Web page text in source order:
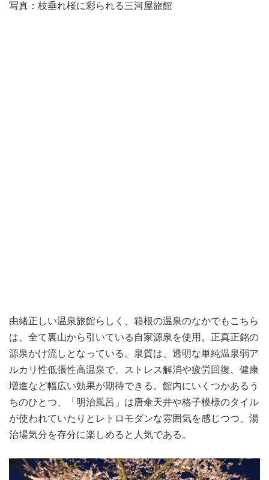
写真：枝垂れ桜に彩られる三河屋旅館
由緒正しい温泉旅館らしく、箱根の温泉のなかでもこちら
は、全て裏山から引いている自家源泉を使用。正真正銘の
源泉かけ流しとなっている。泉質は、透明な単純温泉弱ア
ルカリ性低張性高温泉で、ストレス解消や疲労回復、健康
増進など幅広い効果が期待できる。館内にいくつかあるう
ちのひとつ、「明治風呂」は唐傘天井や格子模様のタイル
が使われていたりとレトロモダンな雰囲気を感じつつ、湯
治場気分を存分に楽しめると人気である。